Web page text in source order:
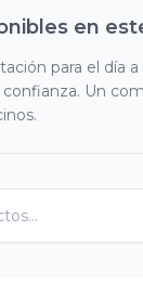
en
para el día
Un